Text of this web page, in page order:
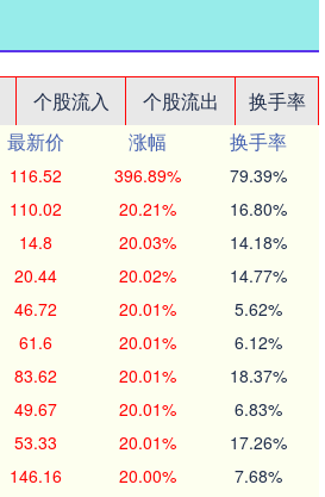
个股流入 个股流出
换手率
最新价 涨幅
换手率
116.52 396.89% 79.39%
110.02 20.21% 16.80%
14.8 20.03% 14.18%
20.44 20.02% 14.77%
46.72 20.01% 5.62%
61.6 20.01% 6.12%
83.62 20.01% 18.37%
49.67 20.01% 6.83%
53.33 20.01% 17.26%
146.16 20.00% 7.68%